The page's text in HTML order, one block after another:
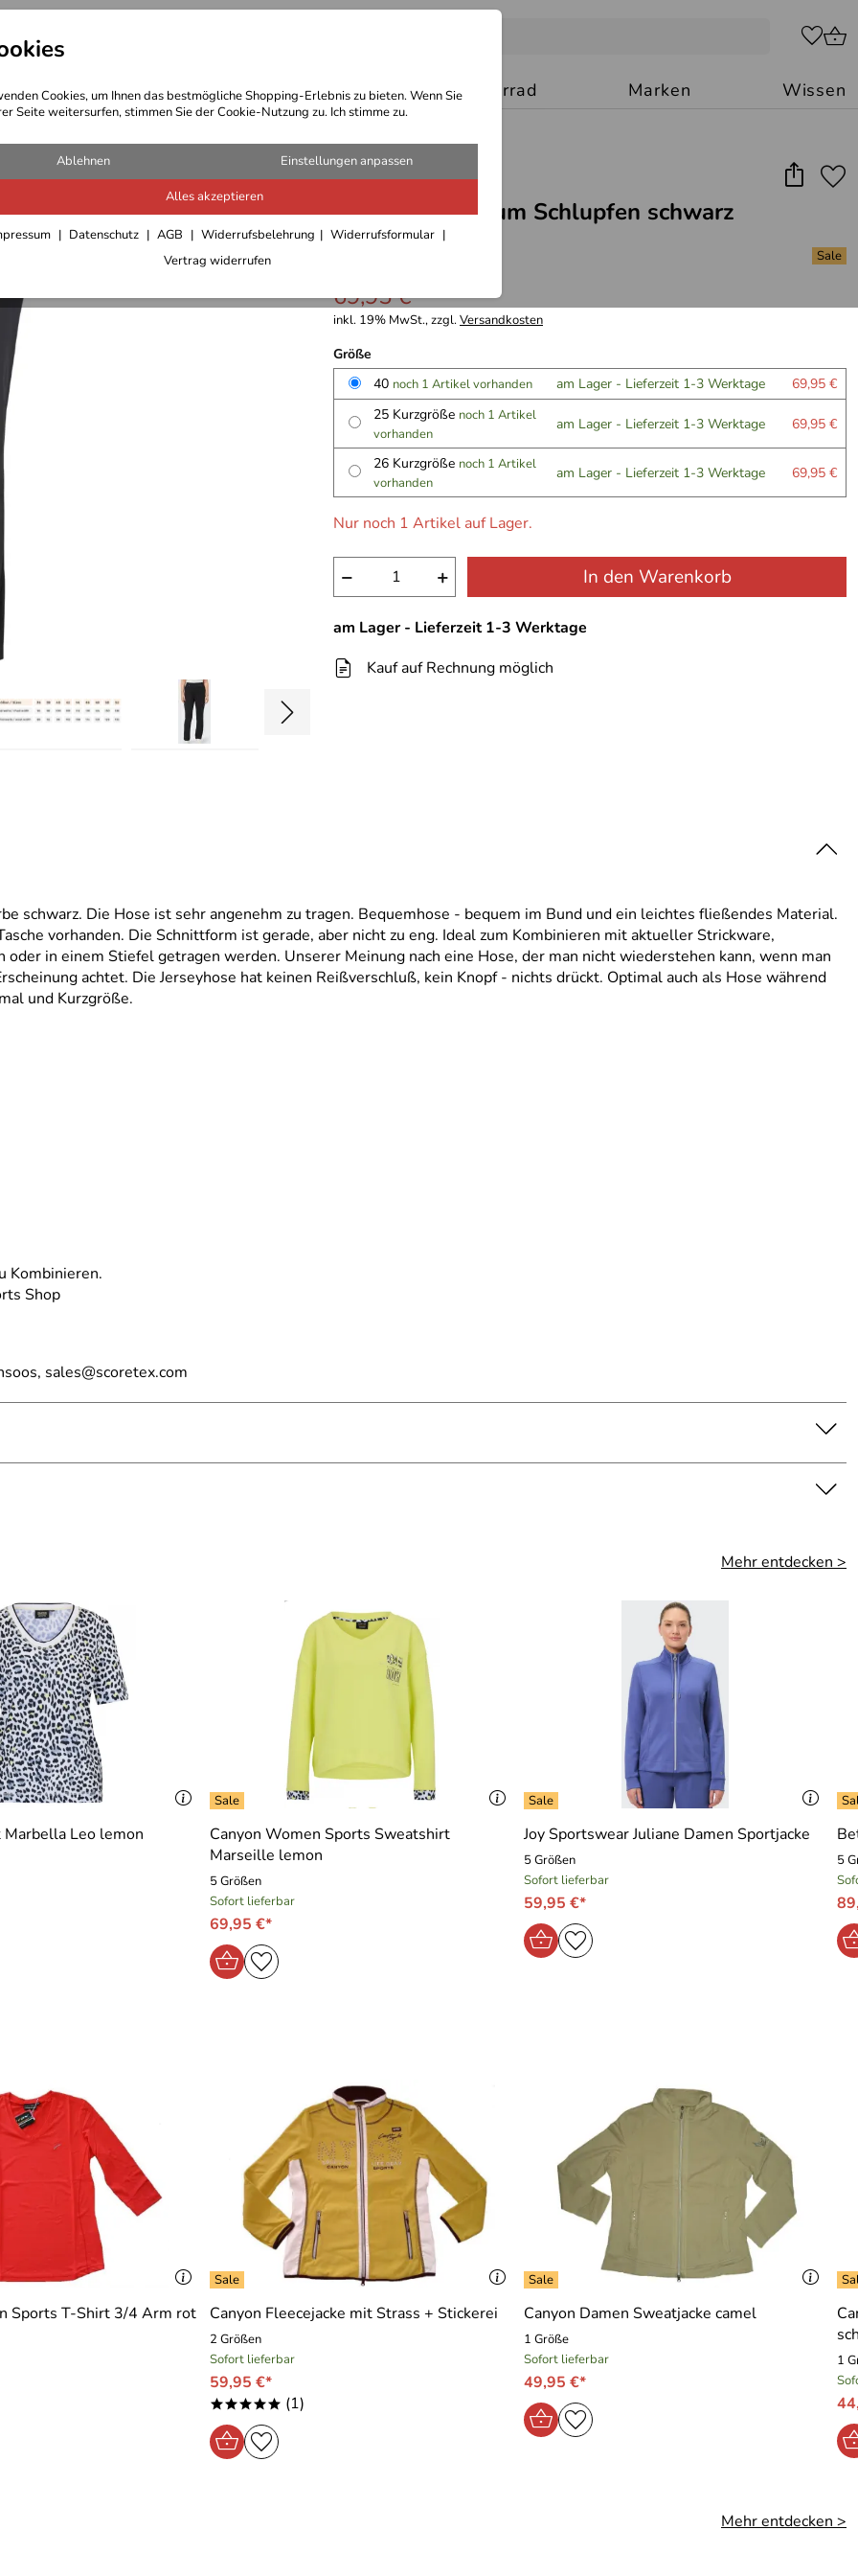
Cookies, um Ihnen das bestmögliche Shopping-Erlebnis zu bieten. Wenn Sie
Seite weitersurfen, stimmen Sie der Cookie-Nutzung zu. Ich stimme zu.
Ablehnen Einstellungen anpassen
Alles akzeptieren
Datenschutz AGB Widerrufsbelehrung
Widerrufsformular
Vertrag widerrufen
Bekleidung Outdoor Ausrüstung Motorrad Marken Wissen
Canyon Hose zum Schlupfen schwarz
69,95 €
inkl. 19% MwSt., zzgl.Versandkosten
Größe
40 noch 1 Artikel vorhanden am Lager - Lieferzeit 1-3 Werktage
69,95 €
25 Kurzgröße noch 1 Artikel
vorhanden
am Lager - Lieferzeit 1-3 Werktage 69,95 €
26 Kurzgröße noch 1 Artikel
vorhanden
am Lager - Lieferzeit 1-3 Werktage 69,95 €
Nur noch 1 Artikel auf Lager.
− + In den Warenkorb
am Lager - Lieferzeit 1-3 Werktage
Kauf auf Rechnung möglich
schwarz. Die Hose ist sehr angenehm zu tragen. Bequemhose - bequem im Bund und ein leichtes fließendes Material.
vorhanden. Die Schnittform ist gerade, aber nicht zu eng. Ideal zum Kombinieren mit aktueller Strickware,
in einem Stiefel getragen werden. Unserer Meinung nach eine Hose, der man nicht wiederstehen kann, wenn man
achtet. Die Jerseyhose hat keinen Reißverschluß, kein Knopf - nichts drückt. Optimal auch als Hose während
und Kurzgröße.
Kombinieren.
Shop
sales@scoretex.com
Mutter gekauft. Passt wie angegossen. Meine Mutter ist total happy das sie jetzt auch eine Hose hat die auf den
will man mehr
Passform.
da meine Schwester Gr. 44 hat passt ihr die Hose gut. Sonst hätte ich die Hose zurückgegeben.
in oliv. Wo kann ich diese Hose in Gr. 448/24 noch einmal kaufen????
toll aus. Insgesamt sehr zu empfehlen.
Mehr entdecken >
Marbella Leo lemon
Canyon Women Sports Sweatshirt
Marseille lemon
5 Größen
Sofort lieferbar
69,95 €*
Joy Sportswear Juliane Damen Sportjacke
5 Größen
Sofort lieferbar
59,95 €*
5
Sports T-Shirt 3/4 Arm rot Canyon Fleecejacke mit Strass + Stickerei
2 Größen
Sofort lieferbar
59,95 €*
***** (1)
Canyon Damen Sweatjacke camel
1 Größe
Sofort lieferbar
49,95 €*
1
Mehr entdecken >